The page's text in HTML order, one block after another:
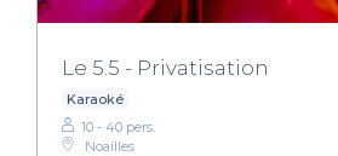
Le 5.5 - Privatisation
Karaoké
10 - 40 pers.
Noailles